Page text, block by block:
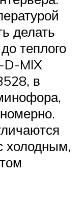
делать
теплого
D-MIX
в
холодным,